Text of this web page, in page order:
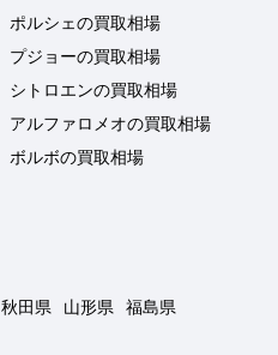
ポルシェの買取相場
プジョーの買取相場
シトロエンの買取相場
アルファロメオの買取相場
ボルボの買取相場
秋田県 山形県
福島県